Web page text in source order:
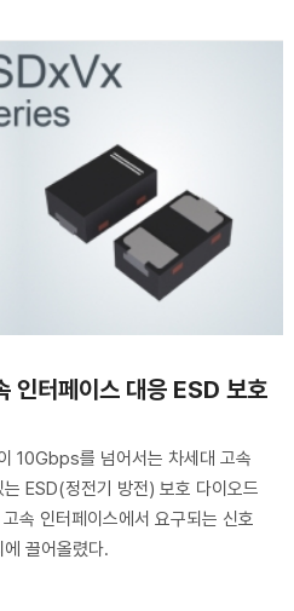
인터페이스 대응 ESD 보호
10Gbps를 넘어서는 차세대 고속
ESD(정전기 방전) 보호 다이오드
속 인터페이스에서 요구되는 신호
끌어올렸다.